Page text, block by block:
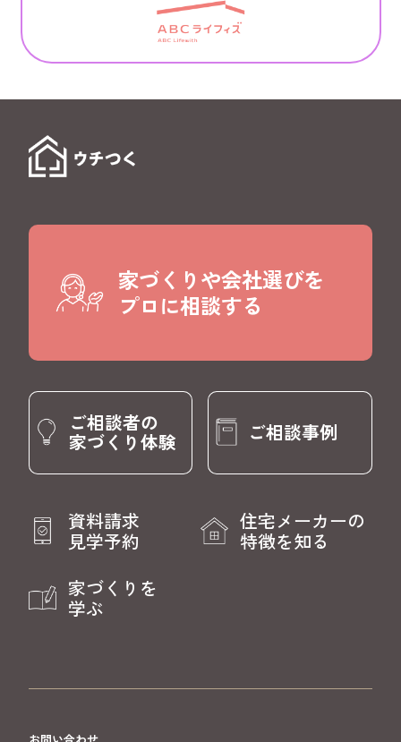
家づくりや会社選びを
プロに相談する
ご相談者の
家づくり体験 ご相談事例
資料請求
見学予約
住宅メーカーの
特徴を知る
家づくりを
学ぶ